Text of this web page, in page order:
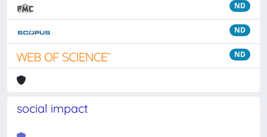
ND
ND
ND
social impact